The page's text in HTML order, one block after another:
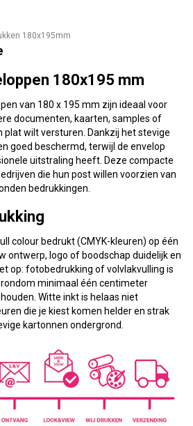
180x195mm
180x195 mm
van 180 x 195 mm zijn ideaal voor
documenten, kaarten, samples of
plat wilt versturen. Dankzij het stevige
goed beschermd, terwijl de envelop
uitstraling heeft. Deze compacte
die hun post willen voorzien van
bedrukkingen.
colour bedrukt (CMYK-kleuren) op één
ontwerp, logo of boodschap duidelijk en
op: fotobedrukking of volvlakvulling is
minimaal één centimeter
Witte inkt is helaas niet
die je kiest komen helder en strak
kartonnen ondergrond.